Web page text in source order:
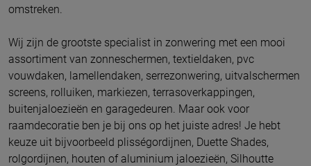
omstreken.
Wij zijn de grootste specialist in zonwering met een mooi
assortiment van zonneschermen, textieldaken, pvc
vouwdaken, lamellendaken, serrezonwering, uitvalschermen
screens, rolluiken, markiezen, terrasoverkappingen,
buitenjaloezieën en garagedeuren. Maar ook voor
raamdecoratie ben je bij ons op het juiste adres! Je hebt
keuze uit bijvoorbeeld plisségordijnen, Duette Shades,
rolgordijnen, houten of aluminium jaloezieën, Silhoutte